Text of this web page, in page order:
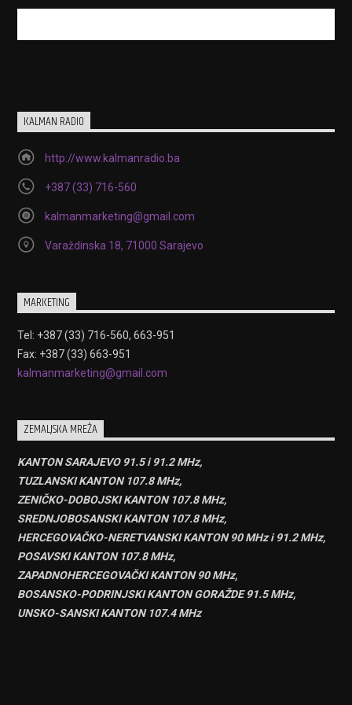
KALMAN RADIO
http://www.kalmanradio.ba
+387 (33) 716-560
kalmanmarketing@gmail.com
Varaždinska 18, 71000 Sarajevo
MARKETING
Tel: +387 (33) 716-560, 663-951
Fax: +387 (33) 663-951
kalmanmarketing@gmail.com
ZEMALJSKA MREŽA
KANTON SARAJEVO 91.5 i 91.2 MHz,
TUZLANSKI KANTON 107.8 MHz,
ZENIČKO-DOBOJSKI KANTON 107.8 MHz,
SREDNJOBOSANSKI KANTON 107.8 MHz,
HERCEGOVAČKO-NERETVANSKI KANTON 90 MHz i 91.2 MHz,
POSAVSKI KANTON 107.8 MHz,
ZAPADNOHERCEGOVAČKI KANTON 90 MHz,
BOSANSKO-PODRINJSKI KANTON GORAŽDE 91.5 MHz,
UNSKO-SANSKI KANTON 107.4 MHz